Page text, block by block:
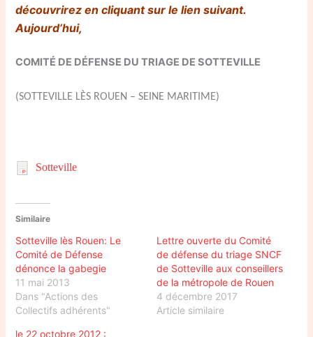
découvrirez en cliquant sur le lien suivant.
Aujourd’hui,
COMITÉ DE DÉFENSE DU TRIAGE DE SOTTEVILLE
(SOTTEVILLE LÈS ROUEN – SEINE MARITIME)
Sotteville
Similaire
Sotteville lès Rouen: Le
Comité de Défense
dénonce la gabegie
11 mai 2013
Dans "Actions des
Collectifs adhérents"
Lettre ouverte du Comité
de défense du triage SNCF
de Sotteville aux conseillers
de la métropole de Rouen
4 décembre 2017
Article similaire
le 22 octobre 2012 :